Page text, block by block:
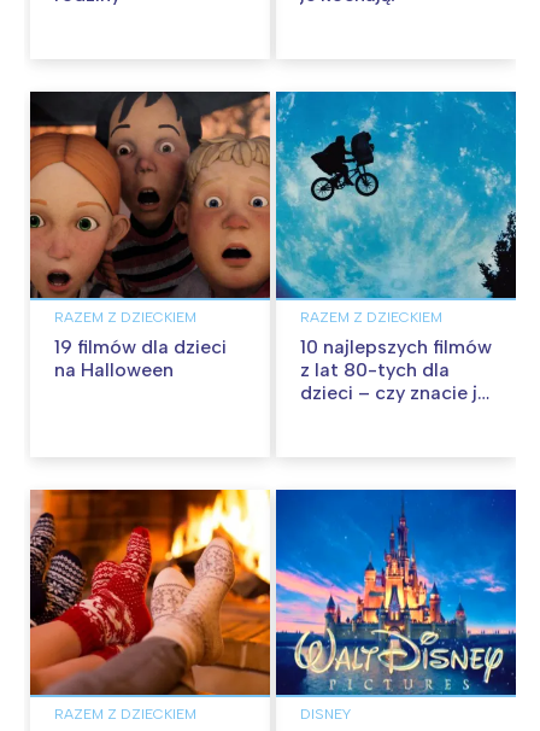
RAZEM Z DZIECKIEM
19 filmów dla dzieci
na Halloween
RAZEM Z DZIECKIEM
10 najlepszych filmów
z lat 80-tych dla
dzieci – czy znacie je
RAZEM Z DZIECKIEM DISNEY